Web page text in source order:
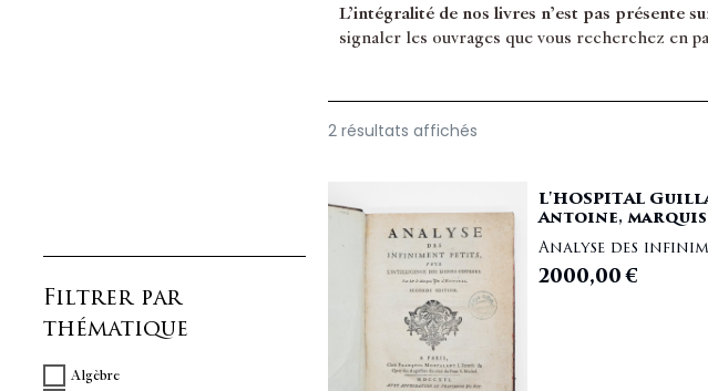
Filtrer par
thématique
Algèbre
L’intégralité de nos livres n’est pas présente
signaler les ouvrages que vous recherchez en
2 résultats affichés
L'HOSPITAL
Antoine, marquis
Analyse des
2000,00€